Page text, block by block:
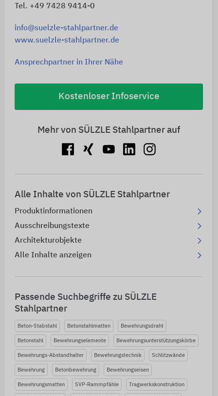
Tel. +49 7428 9414-0
info@suelzle-stahlpartner.de
www.suelzle-stahlpartner.de
Ansprechpartner in Ihrer Nähe
Kostenloser Infoservice
Mehr von SÜLZLE Stahlpartner auf
Alle Inhalte von SÜLZLE Stahlpartner
Produktinformationen
Ausschreibungstexte
Architekturobjekte
Alle Inhalte anzeigen
Passende Suchbegriffe zu SÜLZLE
Stahlpartner
Beton-Stabstahl Betonstahlmatten Bewehrungsdraht
Betonstahl Bewehrungselemente Bewehrungsunterstützungskörbe
Bewehrungs-Abstandhalter Bewehrungstechnik Schlitzwände
Bewehrung Betonbewehrung Bewehrungseisen
Bewehrungsmatten SVP-Rammpfähle Tragwerkskonstruktion